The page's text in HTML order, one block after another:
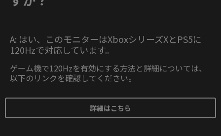
A: はい、このモニターはXboxシリーズXとPS5に
120Hzで対応しています。
ゲーム機で120Hzを有効にする方法と詳細については、
以下のリンクを確認してください。
詳細はこちら